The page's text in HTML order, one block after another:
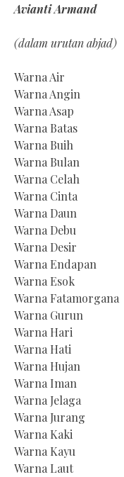
Avianti Armand
(dalam urutan abjad)
Warna Air
Warna Angin
Warna Asap
Warna Batas
Warna Buih
Warna Bulan
Warna Celah
Warna Cinta
Warna Daun
Warna Debu
Warna Desir
Warna Endapan
Warna Esok
Warna Fatamorgana
Warna Gurun
Warna Hari
Warna Hati
Warna Hujan
Warna Iman
Warna Jelaga
Warna Jurang
Warna Kaki
Warna Kayu
Warna Laut